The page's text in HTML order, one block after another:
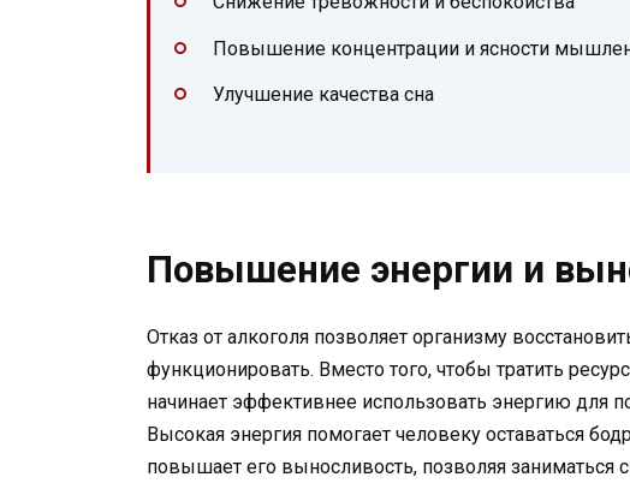
Повышение концентрации и ясности
Улучшение качества сна
Повышение энергии и
Отказ от алкоголя позволяет организму
функционировать. Вместо того, чтобы тратить
начинает эффективнее использовать энергию
Высокая энергия помогает человеку оставаться
повышает его выносливость, позволяя заниматься